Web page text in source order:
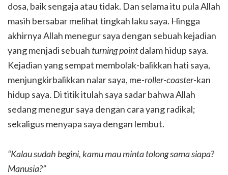
dosa, baik sengaja atau tidak. Dan selama itu pula Allah
masih bersabar melihat tingkah laku saya. Hingga
akhirnya Allah menegur saya dengan sebuah kejadian
yang menjadi sebuah turning pointdalam hidup saya.
Kejadian yang sempat membolak-balikkan hati saya,
menjungkirbalikkan nalar saya, me-roller-coaster-kan
hidup saya. Di titik itulah saya sadar bahwa Allah
sedang menegur saya dengan cara yang radikal;
sekaligus menyapa saya dengan lembut.
“Kalau sudah begini, kamu mau minta tolong sama siapa?
Manusia?”